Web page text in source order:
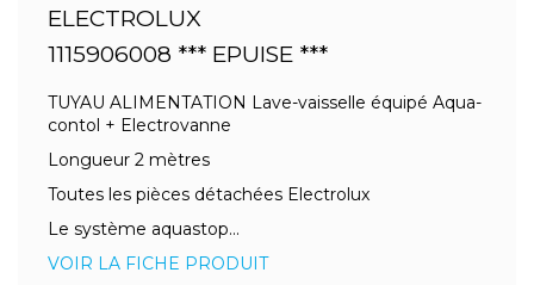
ELECTROLUX
1115906008 *** EPUISE ***
TUYAU ALIMENTATION Lave-vaisselle équipé Aqua-
contol + Electrovanne
Longueur 2 mètres
Toutes les pièces détachées Electrolux
Le système aquastop...
VOIR LA FICHE PRODUIT